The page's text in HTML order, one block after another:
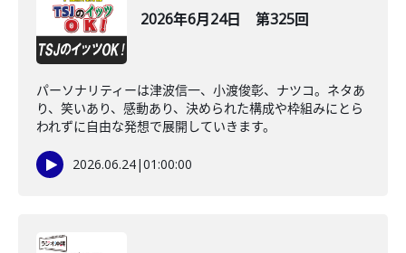
2026年6月24日 第325回
パーソナリティーは津波信一、小渡俊彰、ナツコ。ネタあ
り、笑いあり、感動あり、決められた構成や枠組みにとら
われずに自由な発想で展開していきます。
2026.06.24|01:00:00